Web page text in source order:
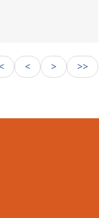
< > >>